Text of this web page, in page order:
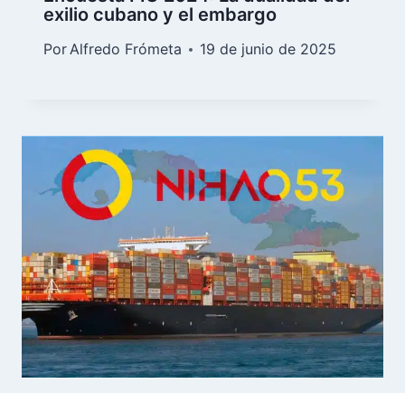
exilio cubano y el embargo
PorAlfredo Frómeta 19 de junio de 2025